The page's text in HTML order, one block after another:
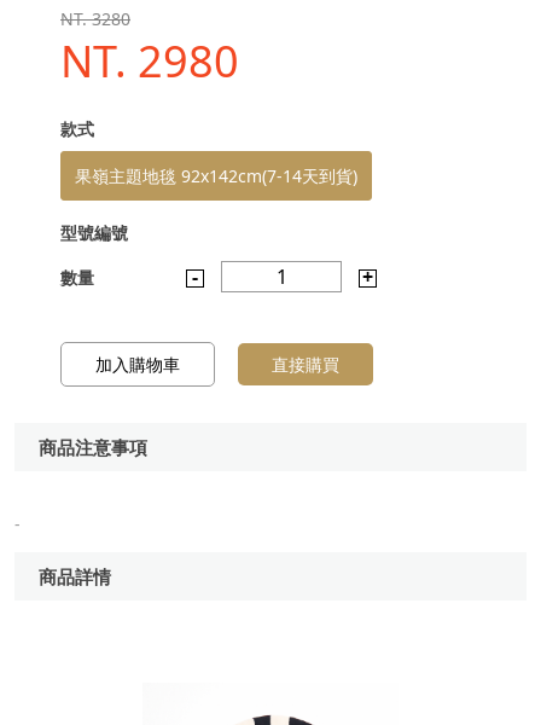
NT. 3280
NT. 2980
款式
果嶺主題地毯 92x142cm(7-14天到貨)
型號編號
數量
- 1 +
加入購物車 直接購買
商品注意事項
-
商品詳情